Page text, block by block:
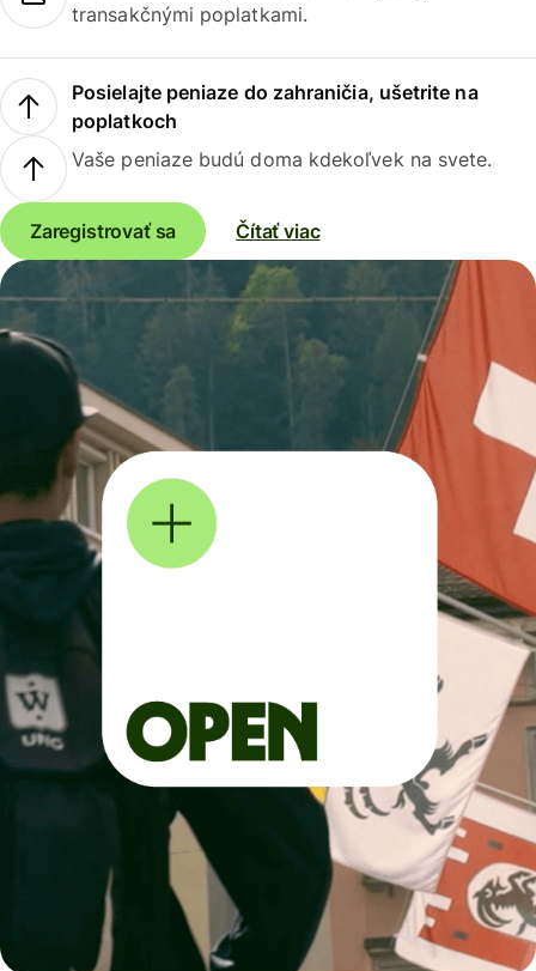
transakčnými poplatkami.
Posielajte peniaze do zahraničia, ušetrite na
poplatkoch
Vaše peniaze budú doma kdekoľvek na svete.
Zaregistrovať sa Čítať viac